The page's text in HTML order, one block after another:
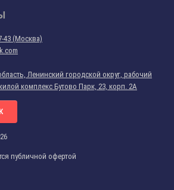
43 (Москва)
Ленинский городской округ, рабочий
комплекс Бутово Парк, 23, корп. 2А
публичной офертой